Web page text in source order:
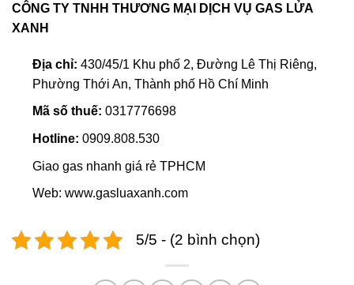
CÔNG TY TNHH THƯƠNG MẠI DỊCH VỤ GAS LỬA
XANH
Địa chỉ: 430/45/1 Khu phố 2, Đường Lê Thị Riêng,
Phường Thới An, Thành phố Hồ Chí Minh
Mã số thuế: 0317776698
Hotline: 0909.808.530
Giao gas nhanh giá rẻ TPHCM
Web: www.gasluaxanh.com
5/5 - (2 bình chọn)